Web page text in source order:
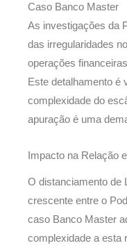
Caso Banco Master
As investigações da
das irregularidades
operações
Este detalhamento é
complexidade do
apuração é uma
Impacto na Relação
O distanciamento de
crescente entre o
caso Banco Master
complexidade a esta